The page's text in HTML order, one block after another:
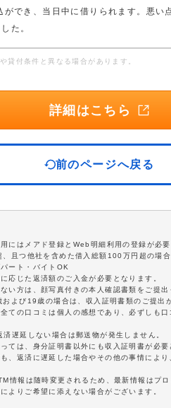
でき、当日中に借りられます。悪い
た。
貸付条件と異なる場合があります。
詳細はこちら
前のページへ戻る
にはメアド登録とWeb明細利用の登録が必要
且つ他社を含めた借入総額100万円超の場
ート・バイトOK
応じた返済額のご入金が必要となります。
い方は、顔写真付きの本人確認書類をご提出
よび19歳の場合は、収入証明書類のご提出
ての口コミは個人の感想であり、必ずしも
遅延しない場合は郵送物が発生しません。
ては、身分証明書以外にも収入証明書が必要
、返済に遅延した場合やその他の事情によ
情報は随時変更されるため、最新情報はプ
よりご希望に添えない場合がございます。